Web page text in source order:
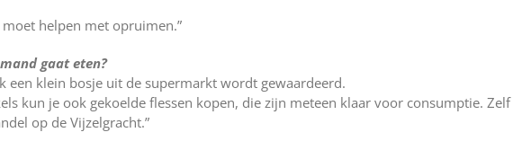
helpen met opruimen.”
gaat eten?
een klein bosje uit de supermarkt wordt gewaardeerd.
kun je ook gekoelde flessen kopen, die zijn meteen klaar voor consumptie. Zelf
op de Vijzelgracht.”